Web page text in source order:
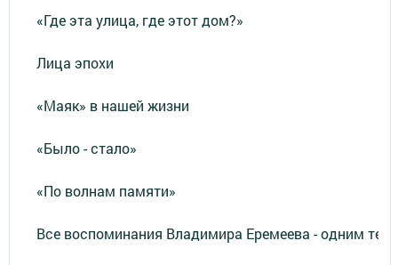
«Где эта улица, где этот дом?»
Лица эпохи
«Маяк» в нашей жизни
«Было - стало»
«По волнам памяти»
Все воспоминания Владимира Еремеева - одним